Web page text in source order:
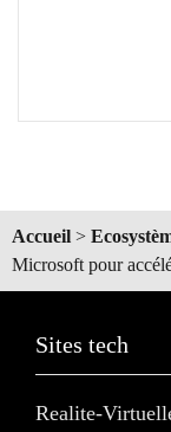
Accueil >
Microsoft pour
Sites tech
Realite-